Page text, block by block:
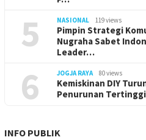
5 NASIONAL 119 views
Pimpin Strategi
Nugraha Sabet
Leader…
6 JOGJA RAYA 80 views
Kemiskinan DIY
Penurunan
INFO PUBLIK